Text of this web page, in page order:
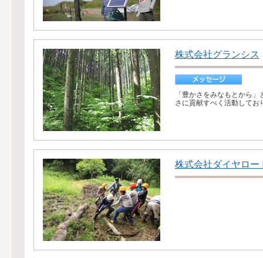
株式会社グランシス
「豊かさをみなもとから
さに貢献すべく活動してお
株式会社ダイヤロー